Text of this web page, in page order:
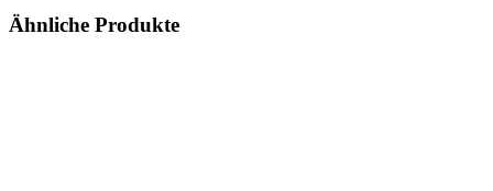
Ähnliche Produkte